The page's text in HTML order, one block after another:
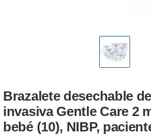
Brazalete desechable de
invasiva Gentle Care 2
bebé (10), NIBP,